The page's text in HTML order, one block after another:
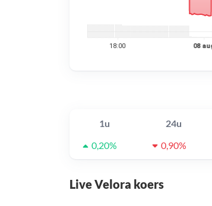
1u 24u
0,20%
0,90%
Live Velora koers